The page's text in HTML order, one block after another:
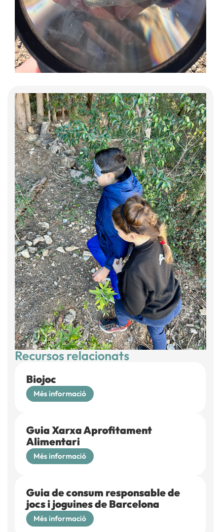
Recursos relacionats
Biojoc
Més informació
Guia Xarxa Aprofitament
Alimentari
Més informació
Guia de consum responsable de
jocs i joguines de Barcelona
Més informació